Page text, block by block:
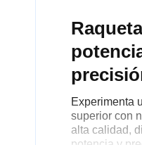
Experimenta
superior con
alta calidad,